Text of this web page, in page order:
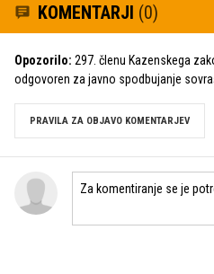
KOMENTARJI (0)
Opozorilo: 297. členu Kazenskega
odgovoren za javno spodbujanje
PRAVILA ZA OBJAVO KOMENTARJEV